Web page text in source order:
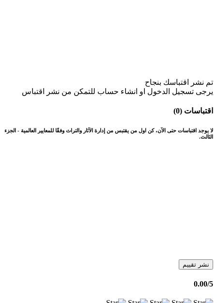
تم نشر اقتباسك بنجاح
يرجى تسجيل الدخول او انشاء حساب للتمكن من نشر اقتباس
اقتباسات (0)
لا يوجد اقتباسات حتى الآن، كن اول من يقتبس من إدارة الآثار والتراث وفقًا للمعايير العالمية - الجزء
الثالث.
نشر تقييم
0.00/5